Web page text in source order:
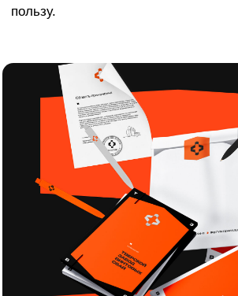
Отправляете заявку на разработку
презентации.
20% кэшбэк
на услуги брендинга
и дизайна!
Акция на разработку презентации